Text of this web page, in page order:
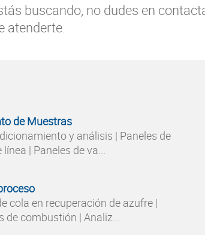
buscando, no dudes en
atenderte.
de Muestras
y análisis | Paneles de
| Paneles de va...
cola en recuperación de azufre |
combustión | Analiz...